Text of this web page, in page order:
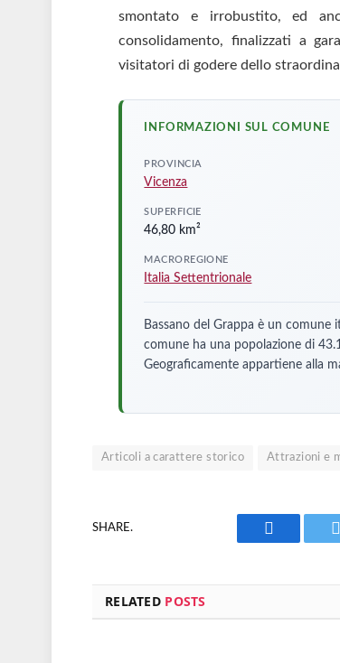
smontato e irrobustito, ed
consolidamento, finalizzati a
visitatoridi godere dello
INFORMAZIONI SUL COMUNE
PROVINCIA
Vicenza
SUPERFICIE
46,80 km²
MACROREGIONE
Italia Settentrionale
Bassano del Grappa è un
comune ha una popolazione di
Geograficamente appartiene alla
Articoli a carattere storico Attrazioni e
SHARE.
Facebook
RELATED POSTS